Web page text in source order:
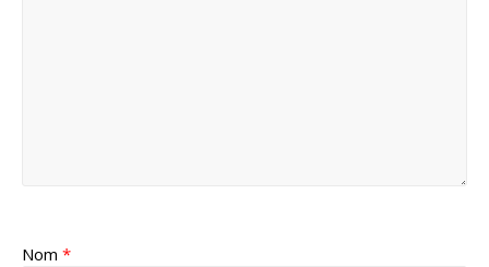
Nom *